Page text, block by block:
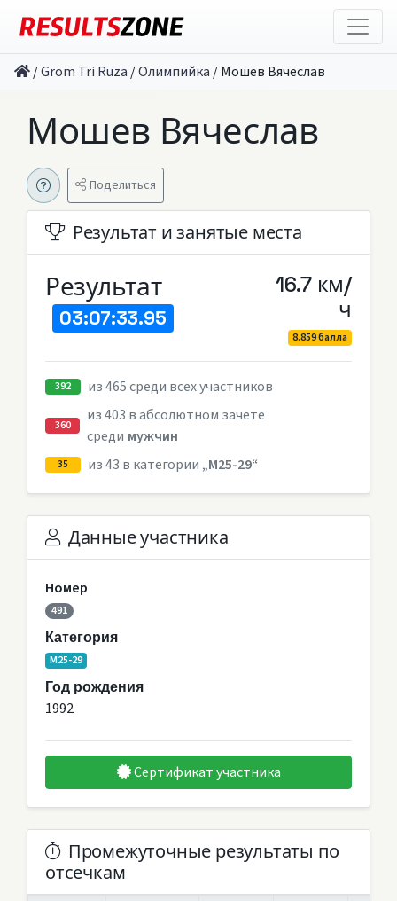
/Grom Tri Ruza /Олимпийка /Мошев Вячеслав
Мошев Вячеслав
Поделиться
Результат и занятые места
Результат
03:07:33.95
16.7 км/
ч
8.859 балла
392 из 465 среди всех участников
360
из 403 в абсолютном зачете
среди мужчин
35 из 43 в категории „M25-29“
Данные участника
Номер
491
Категория
M25-29
Год рождения
1992
Сертификат участника
Промежуточные результаты по
отсечкам